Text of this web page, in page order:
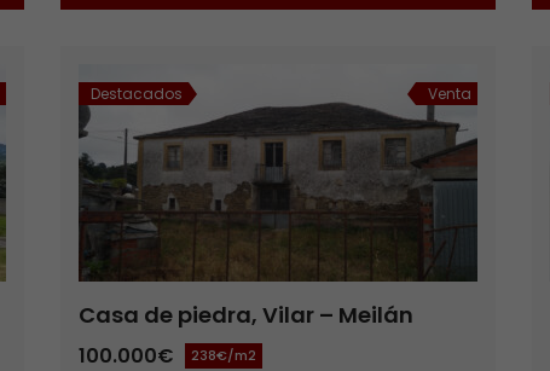
Destacados Venta
Casa de piedra, Vilar – Meilán
100.000€ 238€/m2